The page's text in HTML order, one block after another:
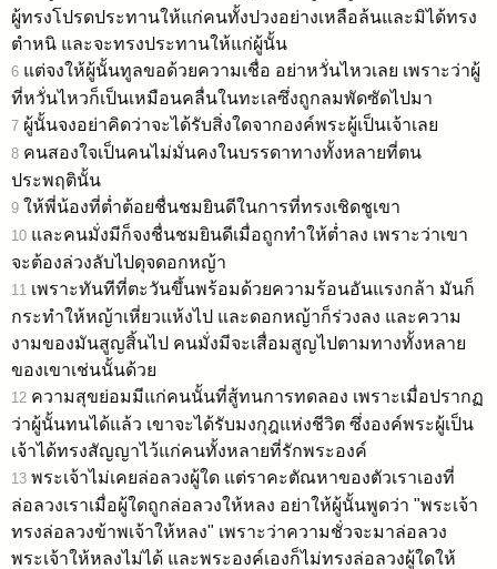
ผู้ทรงโปรดประทานให้แก่คนทั้งปวงอย่างเหลือล้นและมิได้ทรง
ตำหนิ และจะทรงประทานให้แก่ผู้นั้น
6 แต่จงให้ผู้นั้นทูลขอด้วยความเชื่อ อย่าหวั่นไหวเลย เพราะว่าผู้
ที่หวั่นไหวก็เป็นเหมือนคลื่นในทะเลซึ่งถูกลมพัดซัดไปมา
7 ผู้นั้นจงอย่าคิดว่าจะได้รับสิ่งใดจากองค์พระผู้เป็นเจ้าเลย
8 คนสองใจเป็นคนไม่มั่นคงในบรรดาทางทั้งหลายที่ตน
ประพฤตินั้น
9 ให้พี่น้องที่ต่ำต้อยชื่นชมยินดีในการที่ทรงเชิดชูเขา
10 และคนมั่งมีก็จงชื่นชมยินดีเมื่อถูกทำให้ต่ำลง เพราะว่าเขา
จะต้องล่วงลับไปดุจดอกหญ้า
11 เพราะทันทีที่ตะวันขึ้นพร้อมด้วยความร้อนอันแรงกล้า มันก็
กระทำให้หญ้าเหี่ยวแห้งไป และดอกหญ้าก็ร่วงลง และความ
งามของมันสูญสิ้นไป คนมั่งมีจะเสื่อมสูญไปตามทางทั้งหลาย
ของเขาเช่นนั้นด้วย
12 ความสุขย่อมมีแก่คนนั้นที่สู้ทนการทดลอง เพราะเมื่อปรากฏ
ว่าผู้นั้นทนได้แล้ว เขาจะได้รับมงกุฎแห่งชีวิต ซึ่งองค์พระผู้เป็น
เจ้าได้ทรงสัญญาไว้แก่คนทั้งหลายที่รักพระองค์
13 พระเจ้าไม่เคยล่อลวงผู้ใด แต่ราคะตัณหาของตัวเราเองที่
ล่อลวงเราเมื่อผู้ใดถูกล่อลวงให้หลง อย่าให้ผู้นั้นพูดว่า "พระเจ้า
ทรงล่อลวงข้าพเจ้าให้หลง" เพราะว่าความชั่วจะมาล่อลวง
พระเจ้าให้หลงไม่ได้ และพระองค์เองก็ไม่ทรงล่อลวงผู้ใดให้